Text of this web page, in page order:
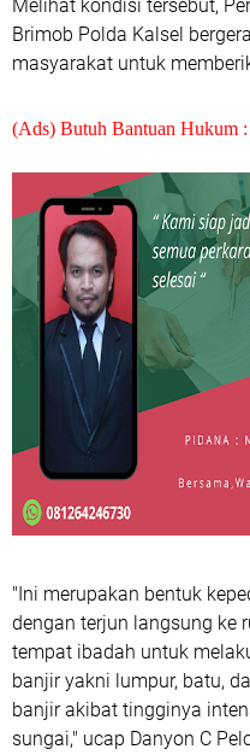
Melihat kondisi tersebut,
Brimob Polda Kalsel
masyarakat untuk
(Ads) Butuh Bantuan Hukum :
"Ini merupakan bentuk
dengan terjun langsung ke
tempat ibadah untuk
banjir yakni lumpur, batu,
banjir akibat tingginya
sungai," ucap Danyon C